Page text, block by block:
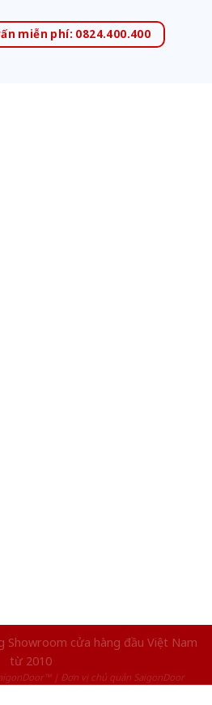
miễn phí: 0824.400.400
Showroom cửa hàng đầu Việt Nam
từ 2010
| Đơn vị chủ quản SaigonDoor